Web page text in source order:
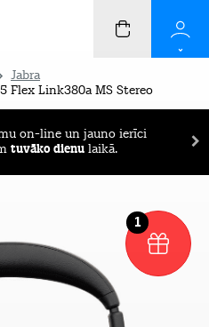
Jabra
Flex Link380a MS Stereo
on-line un jauno ierīci
tuvāko dienu laikā.
1